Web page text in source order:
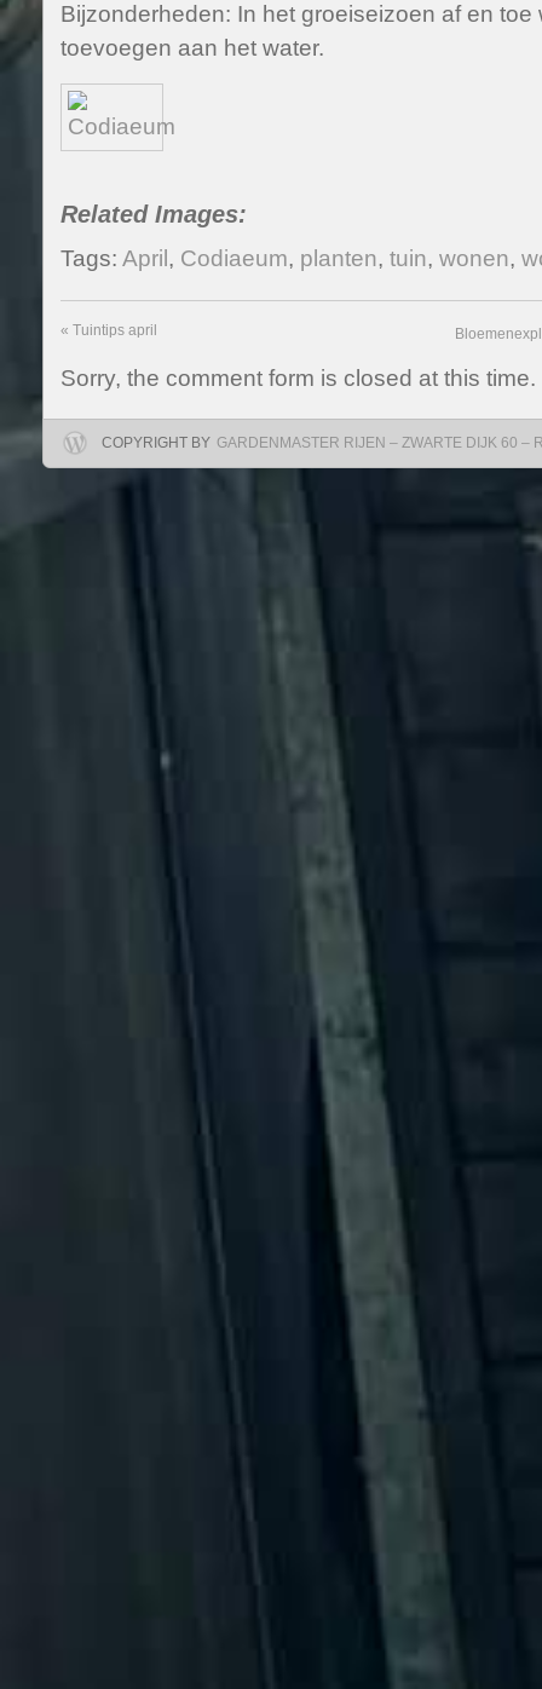
Bijzonderheden: In het groeiseizoen af en toe
toevoegen aan het water.
Related Images:
Tags: April , Codiaeum, planten, tuin, wonen,
« Tuintips april
Sorry, the comment form is closed at this time.
COPYRIGHT BY GARDENMASTER RIJEN – ZWARTE DIJK 60 –